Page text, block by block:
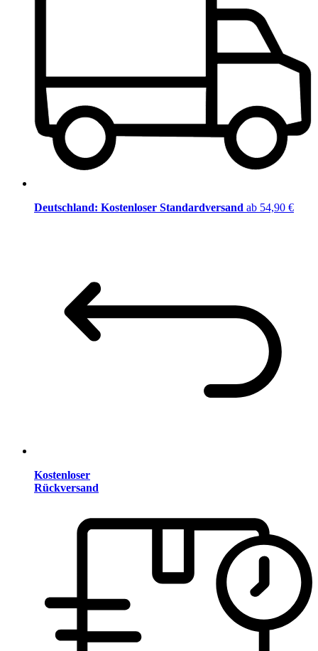
Deutschland: Kostenloser Standardversand ab 54,90 €
Kostenloser
Rückversand